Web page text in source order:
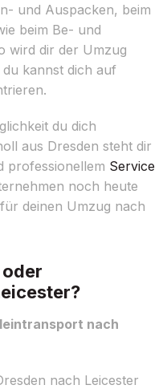
und Auspacken, beim
beim Be- und
wird dir der Umzug
kannst dich auf
du dich
aus Dresden steht dir
professionellem Service
noch heute
deinen Umzug nach
nach
nach Leicester